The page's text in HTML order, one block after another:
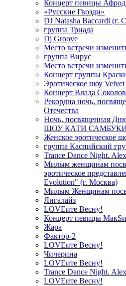
Концерт певицы
«Русские Гвозди»
DJ Natasha Baccardi (г.
группа Триада
Dj Groove
Место встречи
группа Вирус
Место встречи
Концерт группы
Эротическое шоу Velvet
Концерт Влада
Рекордна ночь,
Отечества
Ночь, посвященная
ШОУ КАТИ
Женское эротическое
группа Каспийский
Trance Dance Night.
Милым женщинам
эротическое
Evolution" (г. Москва)
Милым Женщинам
Лигалайз
LOVEите Весну!
Концерт певицы
Жара
Фактор-2
LOVEите Весну!
Чичерина
LOVEите Весну!
Trance Dance Night.
LOVEите Весну!